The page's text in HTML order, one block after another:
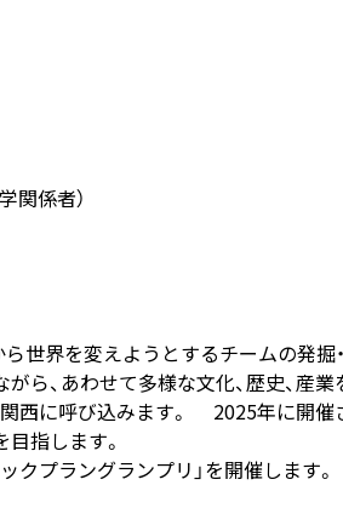
関係者）
世界を変えようとするチームの発掘
ら、あわせて多様な文化、歴史、産
西に呼び込みます。 2025年に開催
指します。
プラングランプリ」を開催します。